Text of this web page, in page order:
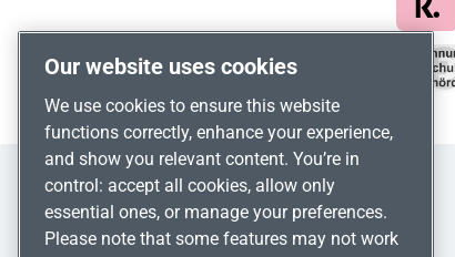
Our website uses cookies
We use cookies to ensure this website
functions correctly, enhance your experience,
and show you relevant content. You’re in
control: accept all cookies, allow only
essential ones, or manage your preferences.
Please note that some features may not work